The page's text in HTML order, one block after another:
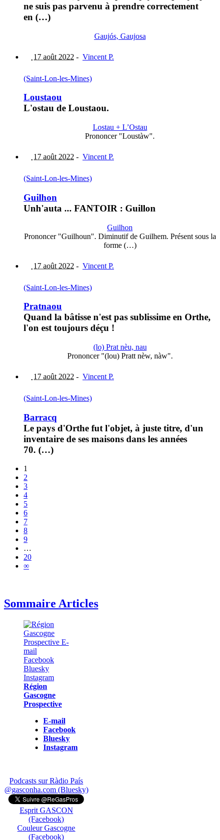
ne suis pas parvenu à prendre correctement
en (…)
Gaujós, Gaujosa
17 août 2022 - Vincent P.
(Saint-Lon-les-Mines)
Loustaou
L'ostau de Loustaou.
Lostau + L’Ostau
Prononcer "Loustàw".
17 août 2022 - Vincent P.
(Saint-Lon-les-Mines)
Guilhon
Unh'auta ... FANTOIR : Guillon
Guilhon
Prononcer "Guilhoun". Diminutif de Guilhem. Présent sous la
forme (…)
17 août 2022 - Vincent P.
(Saint-Lon-les-Mines)
Pratnaou
Quand la bâtisse n'est pas sublissime en Orthe,
l'on est toujours déçu !
(lo) Prat nèu, nau
Prononcer "(lou) Pratt nèw, nàw".
17 août 2022 - Vincent P.
(Saint-Lon-les-Mines)
Barracq
Le pays d'Orthe fut l'objet, à juste titre, d'un
inventaire de ses maisons dans les années
70. (…)
1
2
3
4
5
6
7
8
9
…
20
∞
Sommaire Articles
Région
Gascogne
Prospective
E-mail
Facebook
Bluesky
Instagram
Podcasts sur Ràdio País
@gasconha.com (Bluesky)
Esprit GASCON
(Facebook)
Couleur Gascogne
(Facebook)